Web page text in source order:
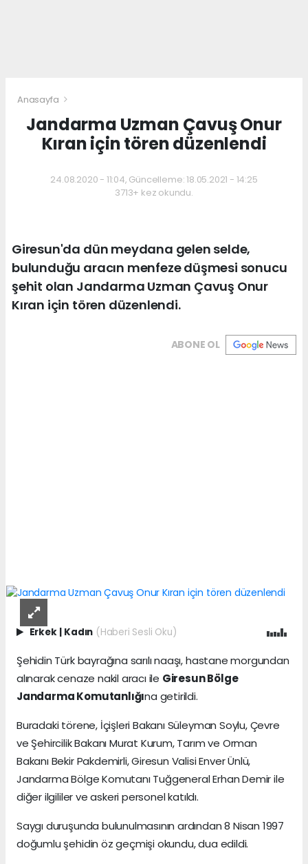
Anasayfa
Jandarma Uzman Çavuş Onur
Kıran için tören düzenlendi
24.08.2020 - 11:04, Güncelleme: 18.05.2021 - 14:25
3713+ kez okundu.
Giresun'da dün meydana gelen selde,
bulunduğu aracın menfeze düşmesi sonucu
şehit olan Jandarma Uzman Çavuş Onur
Kıran için tören düzenlendi.
ABONE OL
Erkek | Kadın (Haberi Sesli Oku)
Şehidin Türk bayrağına sarılı naaşı, hastane morgundan
alınarak cenaze nakil aracı ile Giresun Bölge
Jandarma Komutanlığına getirildi.
Buradaki törene, İçişleri Bakanı Süleyman Soylu, Çevre
ve Şehircilik Bakanı Murat Kurum, Tarım ve Orman
Bakanı Bekir Pakdemirli, Giresun Valisi Enver Ünlü,
Jandarma Bölge Komutanı Tuğgeneral Erhan Demir ile
diğer ilgililer ve askeri personel katıldı.
Saygı duruşunda bulunulmasının ardından 8 Nisan 1997
doğumlu şehidin öz geçmişi okundu, dua edildi.